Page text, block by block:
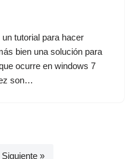
tutorial para hacer
bien una solución para
ocurre en windows 7
son…
Siguiente »